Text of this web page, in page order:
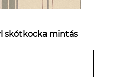
skótkocka mintás